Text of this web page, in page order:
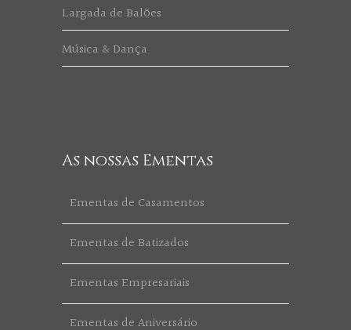
Largada de Balões
Música & Dança
As nossas Ementas
Ementas de Casamentos
Ementas de Batizados
Ementas Empresariais
Ementas de Aniversário